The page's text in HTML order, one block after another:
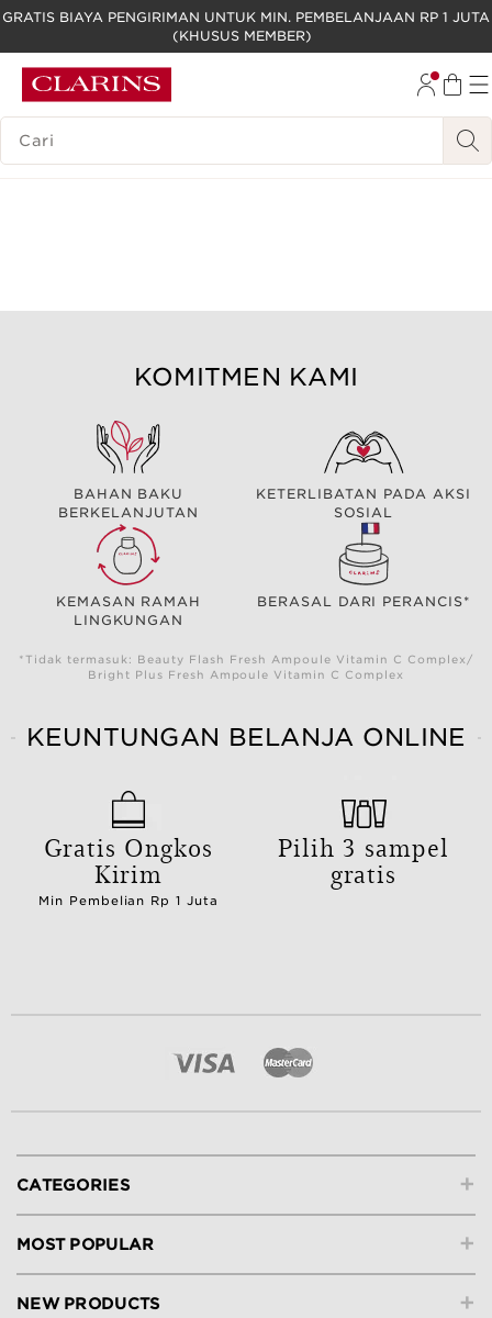
LEWATI KE KONTEN
GO TO FOOTER
GRATIS BIAYA PENGIRIMAN UNTUK MIN. PEMBELANJAAN RP 1 JUTA
(KHUSUS MEMBER)
LEGENDA PENCARIAN
KOMITMEN KAMI
BAHAN BAKU
BERKELANJUTAN
KETERLIBATAN PADA AKSI
SOSIAL
KEMASAN RAMAH
LINGKUNGAN
BERASAL DARI PERANCIS*
*Tidak termasuk: Beauty Flash Fresh Ampoule Vitamin C Complex/
Bright Plus Fresh Ampoule Vitamin C Complex
KEUNTUNGAN BELANJA ONLINE
Gratis Ongkos
Kirim
Min Pembelian Rp 1 Juta
Pilih 3 sampel
gratis
+
CATEGORIES
+
MOST POPULAR
+
NEW PRODUCTS